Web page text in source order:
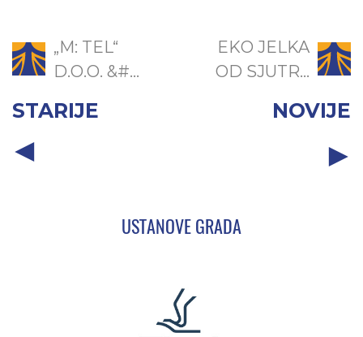
„M: TEL“
D.O.O. &#...
STARIJE
EKO JELKA
OD SJUTR...
NOVIJE
USTANOVE GRADA